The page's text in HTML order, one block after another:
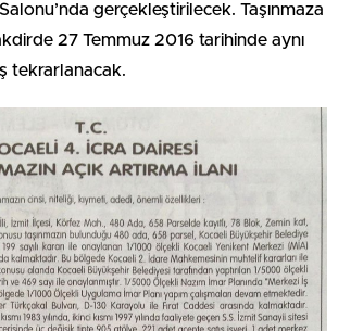
gerçekleştirilecek. Taşınmaza
27 Temmuz 2016 tarihinde aynı
tekrarlanacak.